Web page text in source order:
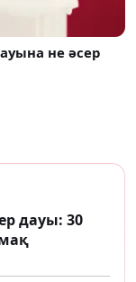
не әсер
дауы: 30